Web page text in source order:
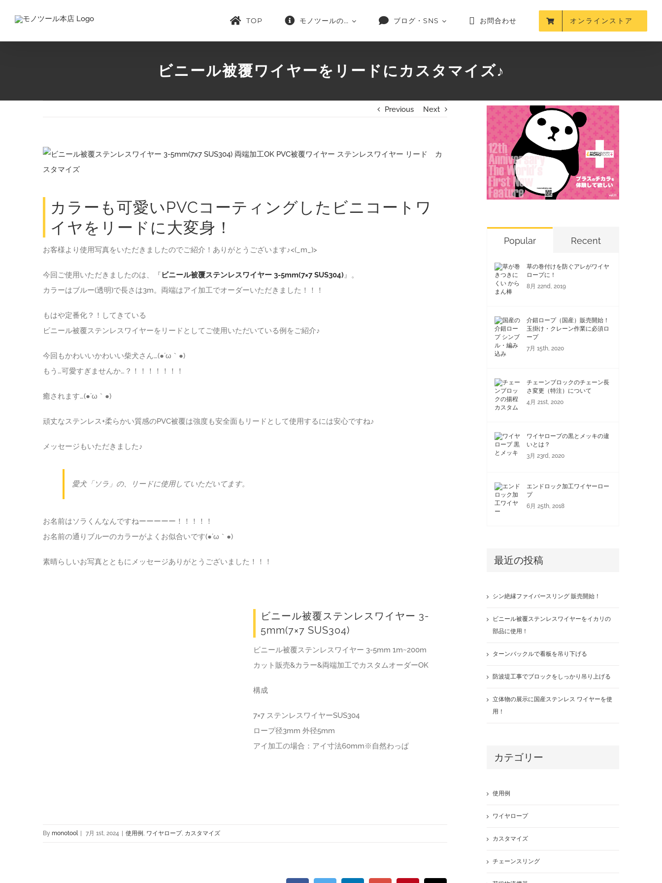
TOP モノツールの… ブログ・SNS お問合わせ オンラインストア
ビニール被覆ワイヤーをリードにカスタマイズ♪
Previous Next
View
Larger
カラーも可愛いPVCコーティングしたビニコートワ
イヤをリードに大変身！
お客様より使用写真をいただきましたのでご紹介！ありがとうございます♪<(_m_)>
今回ご使用いただきましたのは、『ビニール被覆ステンレスワイヤー 3-5mm(7×7 SUS304)』。
カラーはブルー(透明)で長さは3m。両端はアイ加工でオーダーいただきました！！！
もはや定番化？！してきている
ビニール被覆ステンレスワイヤーをリードとしてご使用いただいている例をご紹介♪
今回もかわいいかわいい柴犬さん…(●´ω｀●)
もう…可愛すぎませんか…？！！！！！！！
癒されます…(●´ω｀●)
頑丈なステンレス+柔らかい質感のPVC被覆は強度も安全面もリードとして使用するには安心ですね♪
メッセージもいただきました♪
愛犬「ソラ」の、リードに使用していただいてます。
お名前はソラくんなんですねーーーーー！！！！！
お名前の通りブルーのカラーがよくお似合いです(●´ω｀●)
素晴らしいお写真とともにメッセージありがとうございました！！！
ビニール被覆ステンレスワイヤー 3-
5mm(7×7 SUS304)
ビニール被覆ステンレスワイヤー 3-5mm 1m~200m
カット販売&カラー&両端加工でカスタムオーダーOK
構成
7×7 ステンレスワイヤーSUS304
ロープ径3mm 外径5mm
アイ加工の場合：アイ寸法60mm※自然わっぱ
By monotool 7月 1st, 2024 使用例, ワイヤロープ, カスタマイズ
Popular Recent
草の巻付けを防ぐアレがワイヤ
ロープに！
8月 22nd, 2019
介錯ロープ（国産）販売開始！
玉掛け・クレーン作業に必須ロ
ープ
7月 15th, 2020
チェーンブロックのチェーン長
さ変更（特注）について
4月 21st, 2020
ワイヤロープの黒とメッキの違
いとは？
3月 23rd, 2020
エンドロック加工ワイヤーロー
プ
6月 25th, 2018
最近の投稿
シン絶縁ファイバースリング 販売開始！
ビニール被覆ステンレスワイヤーをイカリの
部品に使用！
ターンバックルで看板を吊り下げる
防波堤工事でブロックをしっかり吊り上げる
立体物の展示に国産ステンレス ワイヤーを使
用！
カテゴリー
使用例
ワイヤロープ
カスタマイズ
チェーンスリング